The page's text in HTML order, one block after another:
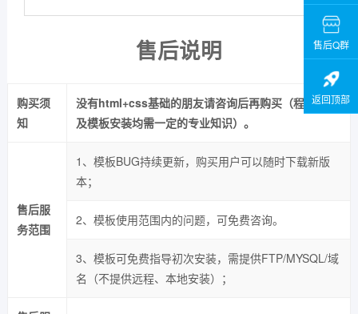
售后说明
购买须
知
没有html+css基础的朋友请咨询后再购买（程序安装
及模板安装均需一定的专业知识）。
售后服
务范围
1、模板BUG持续更新，购买用户可以随时下载新版
本；
2、模板使用范围内的问题，可免费咨询。
3、模板可免费指导初次安装，需提供FTP/MYSQL/域
名（不提供远程、本地安装）；
售后Q群
返回顶部